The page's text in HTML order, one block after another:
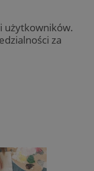
użytkowników.
za